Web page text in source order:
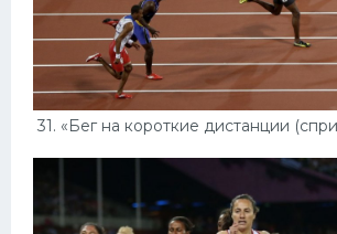
31. «Бег на короткие дистанции